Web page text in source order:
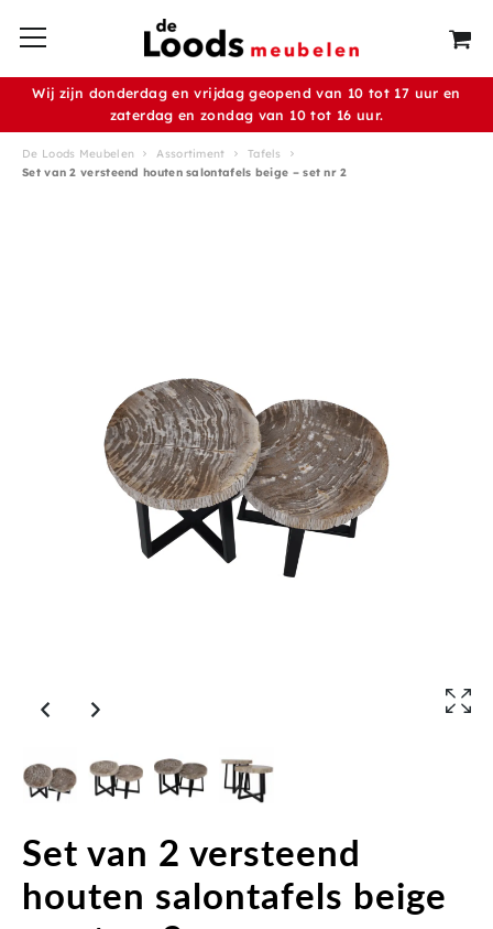
Wij zijn donderdag en vrijdag geopend van 10 tot 17 uur en
zaterdag en zondag van 10 tot 16 uur.
De Loods Meubelen Assortiment
Tafels
Set van 2 versteend houten salontafels beige – set nr 2
Set van 2 versteend
houten salontafels beige